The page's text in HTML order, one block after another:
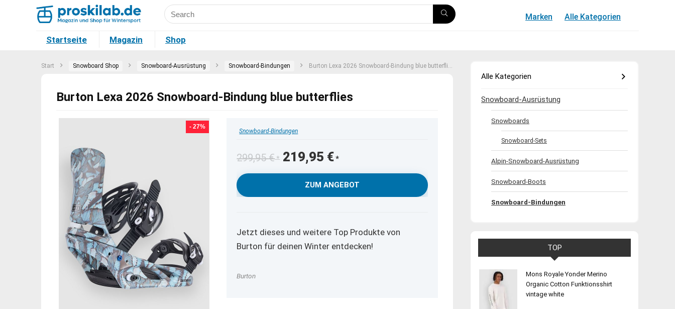
Marken Alle Kategorien
Startseite Magazin Shop
Start Snowboard Shop Snowboard-Ausrüstung Snowboard-Bindungen Burton Lexa 2026 Snowboard-Bindung blue butterflies
Burton Lexa 2026 Snowboard-Bindung blue butterflies
- 27%
Snowboard-Bindungen
299,95€
Ursprünglicher
Preis
war:
299,95 €
219,95 € Aktueller
Preis
ist:
219,95 €.
ZUM ANGEBOT
Jetzt dieses und weitere Top Produkte von
Burton für deinen Winter entdecken!
Burton
Alle Kategorien
Snowboard-Ausrüstung
Snowboards
Snowboard-Sets
Alpin-Snowboard-Ausrüstung
Snowboard-Boots
Snowboard-Bindungen
TOP
Mons Royale Yonder Merino
Organic Cotton Funktionsshirt
vintage white